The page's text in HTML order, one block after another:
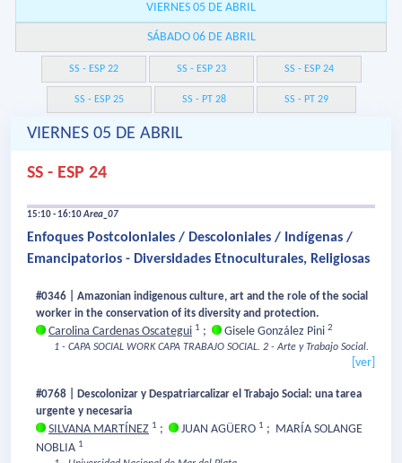
VIERNES 05 DE ABRIL
SÁBADO 06 DE ABRIL
SS - ESP 22 SS - ESP 23 SS - ESP 24
SS - ESP 25 SS - PT 28 SS - PT 29
VIERNES 05 DE ABRIL
SS - ESP 24
15:10 - 16:10Area_07
Enfoques Postcoloniales / Descoloniales / Indígenas /
Emancipatorios - Diversidades Etnoculturales, Religiosas
#0346 | Amazonian indigenous culture, art and the role of the social
worker in the conservation of its diversity and protection.
Carolina Cardenas Oscategui 1 ; Gisele González Pini 2
1 - CAPA SOCIAL WORK CAPA TRABAJO SOCIAL. 2 - Arte y Trabajo Social.
[ver]
#0768 | Descolonizar y Despatriarcalizar el Trabajo Social: una tarea
urgente y necesaria
SILVANA MARTÍNEZ 1 ; JUAN AGÜERO 1 ; MARÍA SOLANGE
NOBLIA 1